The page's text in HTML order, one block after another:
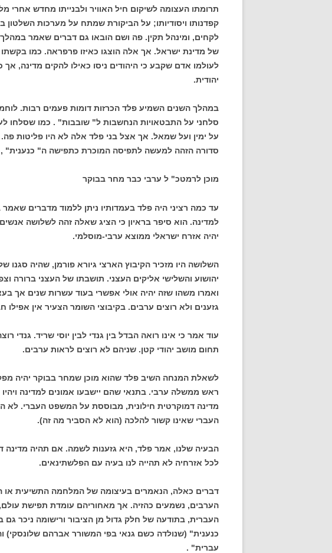
תרומתו העצומה לשיקום חיל האוויר ולבנייתו מחדש אחרי
קפדנותו ויסודיותו; על הביקורת שמתח על מערכות
לקחים, ומינהל תקין. פה ושם הובאו גם דברים שאמר
של מדינת ישראל. אך אלה הוצגו כאיזו פרפראה. כמו בקשתו
לעולמו אדם שקבע כי היהודים ניסו כאילו להקים מדינה,
יהודית.
במהלך השנים השמיע פלד הכרזות דומות פעמים רבות.
סלחני על התבטאויות הנחשבות ל" שובבות" . כמו שסלחו
על ימין ועל שמאל. אך אצל בני פלד אלה לא היו פליטות
סדורה הזהה למעשה לתפיסה המוכרת כתפישה ה" כנענית" ,
מוכן לרמטכ" ל ערבי כבר מחר בבוקר
עד כמה רציני היה פלד בעמדותיו ניתן ללמוד מדברים שאמר
למדינה. הוא סיפר בראיון כי הציג שאלה זהה לשלושה
יהיה אזרח ישראלי ממוצא ערבי-מוסלמי.
השלושה היו מזכיר הקיבוץ הארצי גיורא פורמן, שהיה סגנו
יהושוע והשלישי אליקים העצני. תושבתו של העצני ברורה
ואמרו משהו שזה יהיה אולי אפשרי בעוד עשרות שנים אך
גזענים ולא רוצים ערבים. בקיבוצי השומר הצעיר אין אפילו
עוד אמר כי אינו רואה הבדל בין גנדי לבין יוסי שריד. גנדי
תחום מושב יהודי קטן. שניהם לא רוצים לראות ערבים.
לשאלת המנחה השיב פלד שהוא מוכן שמחר בבוקר יהיה
ראש ממשלה ערבי. בתנאי שהם יישבעו אמונים למדינה
מדינה דמוקרטית חילונית, מבוססת על המשפט העברי.
העברי שאינו קשור להלכה (הוא לא הסביר מה זה).
הבעיה שלנו, אמר פלד, היא גזענות לשמה. אם תהיה מדינה
לכל אזרחיה לא תהייה לנו בעיה עם הפלשתינאים.
דברים כאלה, הנאמרים בעיצומה של המלחמה התשיעית או
הערבים, נשמעים כהזיה. אך מאחוריהם עומדת תפישת
העברית, בתודעה של חלק גדול מן הציבור ורישומה ניכר גם
כנענית" (שנולדה כשם גנאי בפי המשורר אברהם שלונסקי)
עברית" .